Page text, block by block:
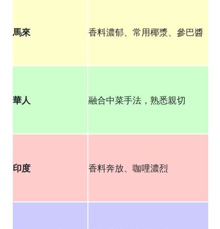
馬來 香料濃郁、常用椰漿、參巴醬
華人 融合中菜手法，熟悉親切
印度 香料奔放、咖哩濃烈